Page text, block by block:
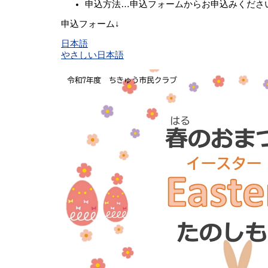
申込方法…申込フォームからお申込みくださ
申込フォーム↓
日本語
やさしい日本語